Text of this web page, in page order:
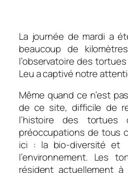
La journée de mardi a
beaucoup de
l’observatoire des
Leu a captivé notre
Même quand ce n’est
de ce site, difficile de
l’histoire des
préoccupations de tous
ici : la bio-diversité et
l’environnement. Les
résident actuellement